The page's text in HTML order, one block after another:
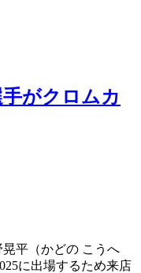
がクロムカ
平（かどの こうへ
に出場するため来店